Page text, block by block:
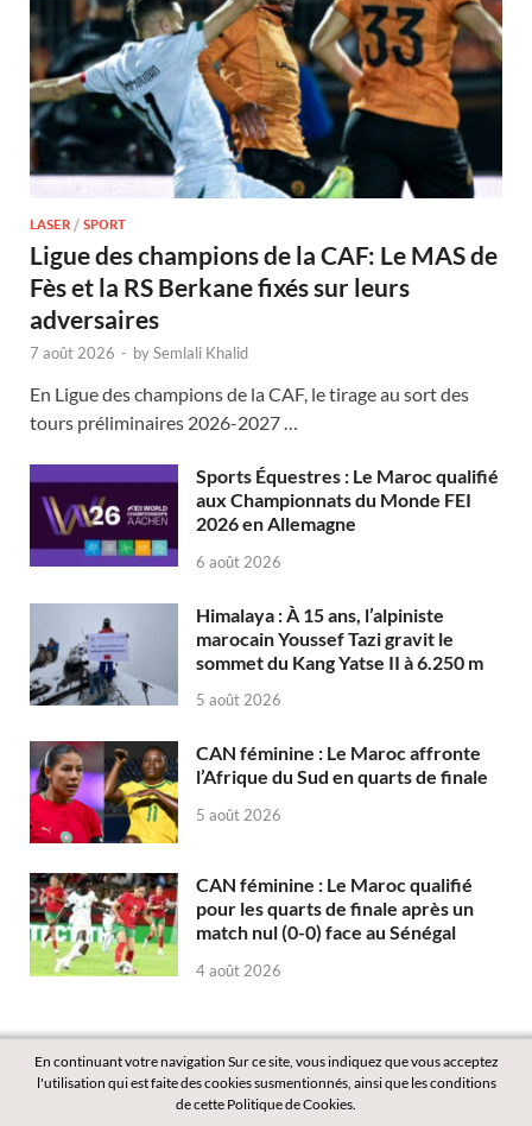
LASER / SPORT
Ligue des champions de la CAF: Le MAS de
Fès et la RS Berkane fixés sur leurs
adversaires
7 août 2026 - bySemlali Khalid
En Ligue des champions de la CAF, le tirage au sort des
tours préliminaires 2026-2027 …
Sports Équestres : Le Maroc qualifié
aux Championnats du Monde FEI
2026 en Allemagne
6 août 2026
Himalaya : À 15 ans, l’alpiniste
marocain Youssef Tazi gravit le
sommet du Kang Yatse II à 6.250 m
5 août 2026
CAN féminine : Le Maroc affronte
l’Afrique du Sud en quarts de finale
5 août 2026
CAN féminine : Le Maroc qualifié
pour les quarts de finale après un
match nul (0-0) face au Sénégal
4 août 2026
En continuant votre navigation Sur ce site, vous indiquez que vous acceptez
l'utilisation qui est faite des cookies susmentionnés, ainsi que les conditions
de cette Politique de Cookies.